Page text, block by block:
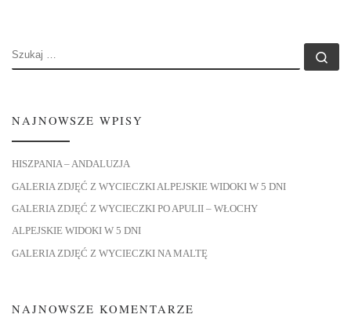
SZUKAJ
NAJNOWSZE WPISY
HISZPANIA – ANDALUZJA
GALERIA ZDJĘĆ Z WYCIECZKI ALPEJSKIE WIDOKI W 5 DNI
GALERIA ZDJĘĆ Z WYCIECZKI PO APULII – WŁOCHY
ALPEJSKIE WIDOKI W 5 DNI
GALERIA ZDJĘĆ Z WYCIECZKI NA MALTĘ
NAJNOWSZE KOMENTARZE